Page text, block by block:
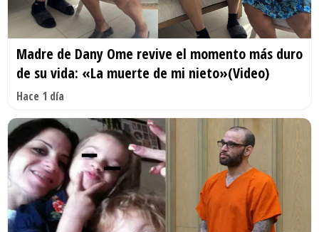
Madre de Dany Ome revive el momento más duro
de su vida: «La muerte de mi nieto»(Video)
Hace 1 día